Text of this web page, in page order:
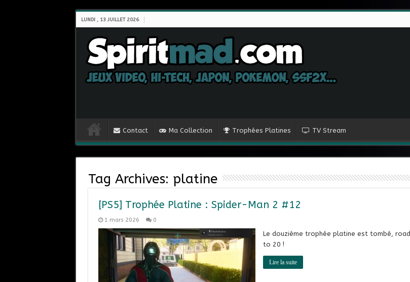
LUNDI , 13 JUILLET 2026
Contact Ma Collection Trophées Platines TV Stream
Tag Archives: platine
[PS5] Trophée Platine : Spider-Man 2 #12
1 mars 2026 0
Le douzième trophée platine est tombé, road
to 20 !
Lire la suite